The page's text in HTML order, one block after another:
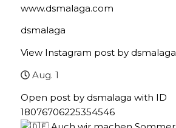
www.dsmalaga.com
dsmalaga
View Instagram post by dsmalaga
Aug. 1
Open post by dsmalaga with ID
18076706225354546